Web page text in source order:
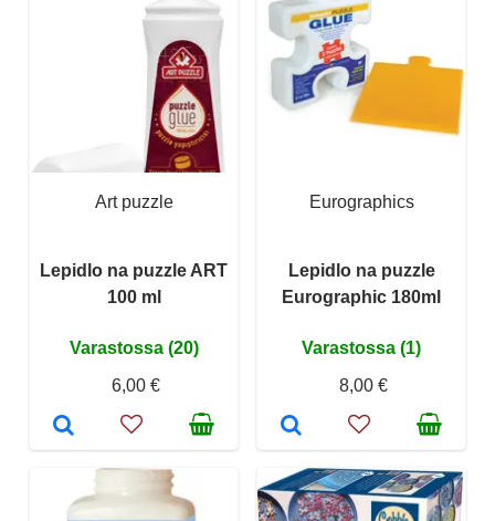
Art puzzle
Lepidlo na puzzle ART
100 ml
Varastossa (20)
6,00 €
Eurographics
Lepidlo na puzzle
Eurographic 180ml
Varastossa (1)
8,00 €